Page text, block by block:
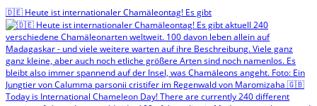
🇩🇪 Heute ist internationaler Chamäleontag! Es gibt